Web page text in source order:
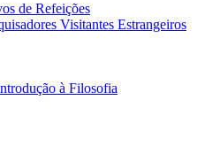
de Refeições
Visitantes Estrangeiros
à Filosofia